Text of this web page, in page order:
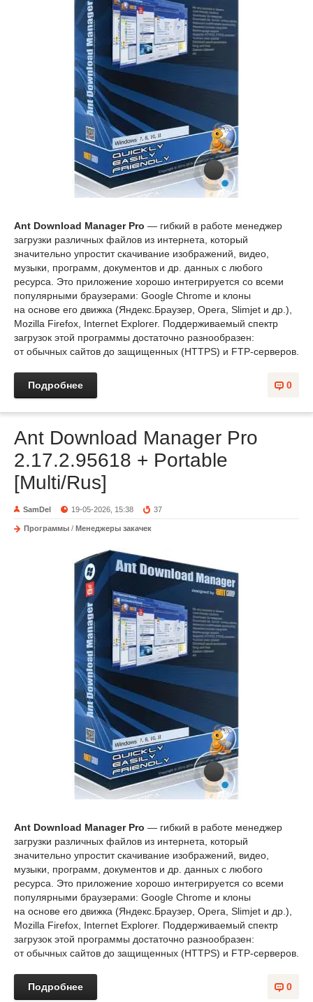
Ant Download Manager Pro — гибкий в работе менеджер
загрузки различных файлов из интернета, который
значительно упростит скачивание изображений, видео,
музыки, программ, документов и др. данных с любого
ресурса. Это приложение хорошо интегрируется со всеми
популярными браузерами: Google Chrome и клоны
на основе его движка (Яндекс.Браузер, Opera, Slimjet и др.),
Mozilla Firefox, Internet Explorer. Поддерживаемый спектр
загрузок этой программы достаточно разнообразен:
от обычных сайтов до защищенных (HTTPS) и FTP-серверов.
0
Подробнее
Ant Download Manager Pro
2.17.2.95618 + Portable
[Multi/Rus]
SamDel 19-05-2026, 15:38 37
Программы / Менеджеры закачек
Ant Download Manager Pro — гибкий в работе менеджер
загрузки различных файлов из интернета, который
значительно упростит скачивание изображений, видео,
музыки, программ, документов и др. данных с любого
ресурса. Это приложение хорошо интегрируется со всеми
популярными браузерами: Google Chrome и клоны
на основе его движка (Яндекс.Браузер, Opera, Slimjet и др.),
Mozilla Firefox, Internet Explorer. Поддерживаемый спектр
загрузок этой программы достаточно разнообразен:
от обычных сайтов до защищенных (HTTPS) и FTP-серверов.
0
Подробнее